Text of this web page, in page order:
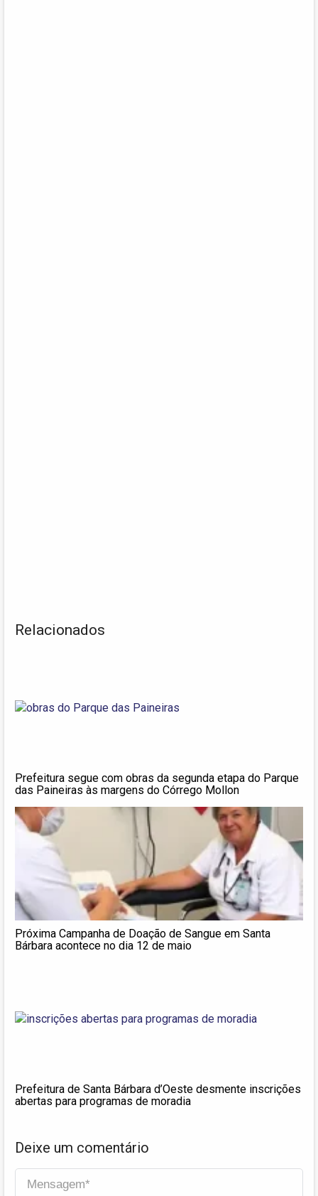
Relacionados
Prefeitura segue com obras da segunda etapa do Parque
das Paineiras às margens do Córrego Mollon
Próxima Campanha de Doação de Sangue em Santa
Bárbara acontece no dia 12 de maio
Prefeitura de Santa Bárbara d’Oeste desmente inscrições
abertas para programas de moradia
Deixe um comentário